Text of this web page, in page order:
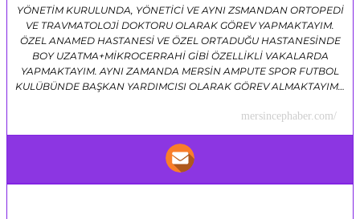
YÖNETİM KURULUNDA, YÖNETİCİ VE AYNI ZSMANDAN ORTOPEDİ
VE TRAVMATOLOJİ DOKTORU OLARAK GÖREV YAPMAKTAYIM.
ÖZEL ANAMED HASTANESİ VE ÖZEL ORTADUĞU HASTANESİNDE
BOY UZATMA+MİKROCERRAHİ GİBİ ÖZELLİKLİ VAKALARDA
YAPMAKTAYIM. AYNI ZAMANDA MERSİN AMPUTE SPOR FUTBOL
KULÜBÜNDE BAŞKAN YARDIMCISI OLARAK GÖREV ALMAKTAYIM…
mersincephaber.com/